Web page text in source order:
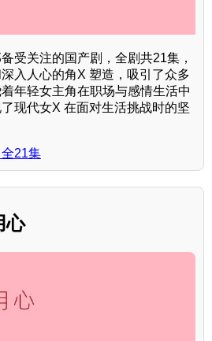
受关注的国产剧，全剧共21集，
入人心的角X 塑造，吸引了众多
年轻女主角在职场与感情生活中
现代女X 在面对生活挑战时的坚
21集
心